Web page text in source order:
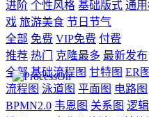
进阶 个性风格 基础版式 通
戏 旅游美食 节日节气
全部 免费 VIP免费 付费
推荐 热门 克隆最多 最新发布
全部 基础流程图 甘特图 ER图
流程图 泳道图 平面图 电路图
BPMN2.0 韦恩图 关系图 逻